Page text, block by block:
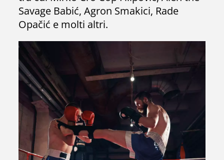
Savage Babić, Agron Smakici, Rade
Opačić e molti altri.